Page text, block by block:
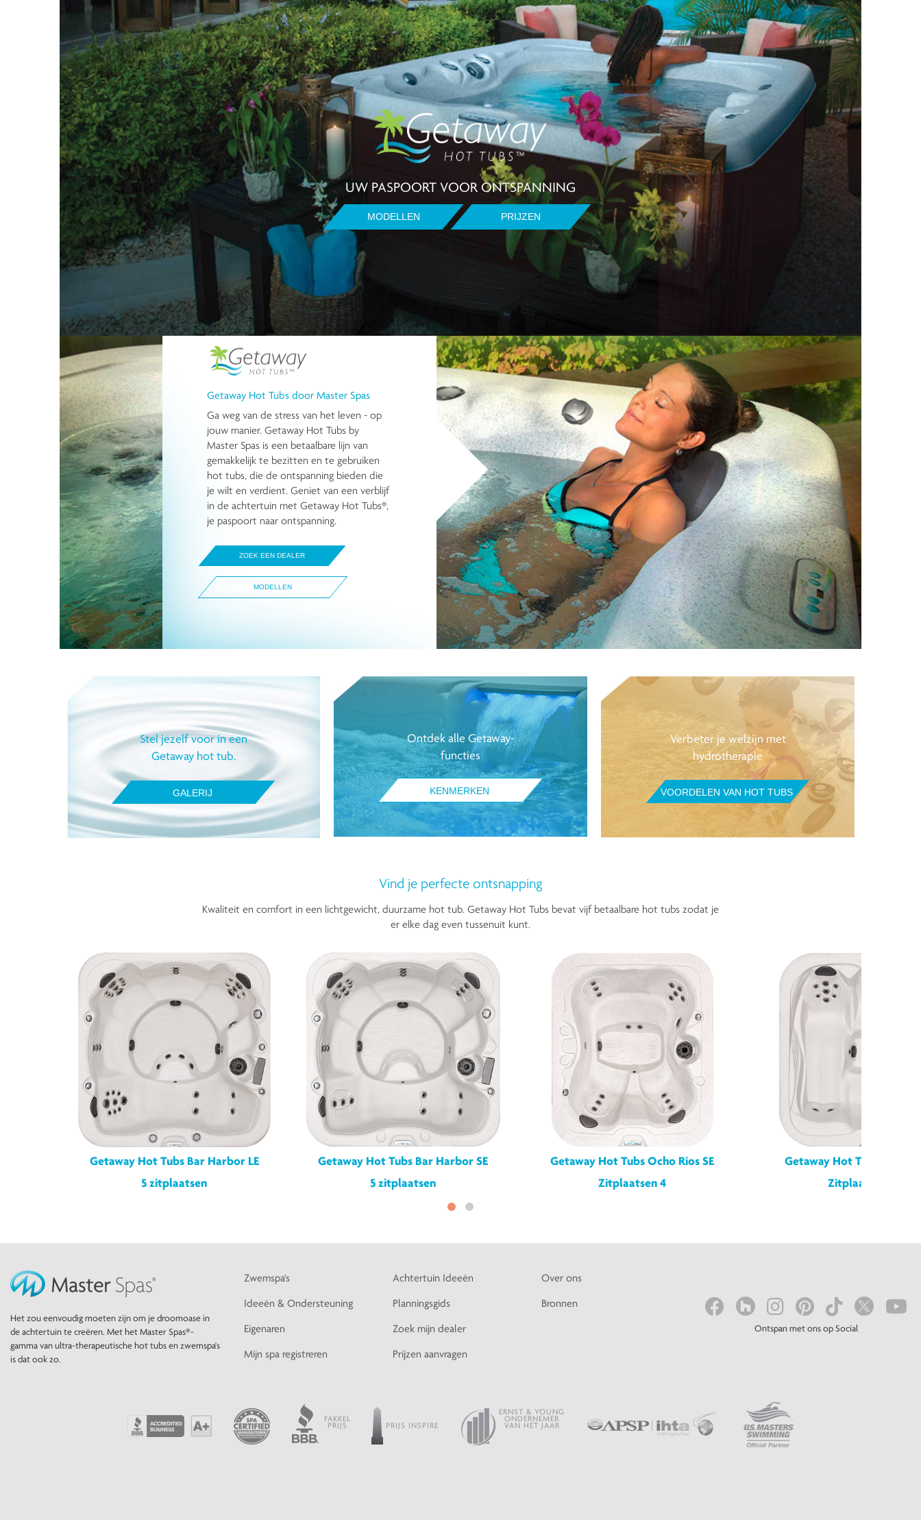
UW PASPOORT VOOR ONTSPANNING
MODELLEN PRIJZEN
Getaway Hot Tubs door Master Spas
Ga weg van de stress van het leven - op
jouw manier. Getaway Hot Tubs by
Master Spas is een betaalbare lijn van
gemakkelijk te bezitten en te gebruiken
hot tubs, die de ontspanning bieden die
je wilt en verdient. Geniet van een verblijf
in de achtertuin met Getaway Hot Tubs®,
je paspoort naar ontspanning.
ZOEK EEN DEALER
MODELLEN
Stel jezelf voor in een
Getaway hot tub.
GALERIJ
Ontdek alle Getaway-
functies
KENMERKEN
Verbeter je welzijn met
hydrotherapie
VOORDELEN VAN HOT TUBS
Vind je perfecte ontsnapping
Kwaliteit en comfort in een lichtgewicht, duurzame hot tub. Getaway Hot Tubs bevat vijf betaalbare hot tubs zodat je
er elke dag even tussenuit kunt.
Getaway Hot Tubs Bar Harbor LE
5 zitplaatsen
Getaway Hot Tubs Bar Harbor SE
5 zitplaatsen
Getaway Hot Tubs Ocho Rios SE
Zitplaatsen 4
Getaway Hot Tubs San
Zitplaatsen 3
Het zou eenvoudig moeten zijn om je droomoase in
de achtertuin te creëren. Met het Master Spas®-
gamma van ultra-therapeutische hot tubs en zwemspa's
is dat ook zo.
Zwemspa's
Ideeën & Ondersteuning
Eigenaren
Mijn spa registreren
Achtertuin Ideeën
Planningsgids
Zoek mijn dealer
Prijzen aanvragen
Over ons
Bronnen
Ontspan met ons op Social
FAKKEL
PRIJS PRIJS INSPIRE
ERNST & YOUNG
ONDERNEMER
VAN HET JAAR